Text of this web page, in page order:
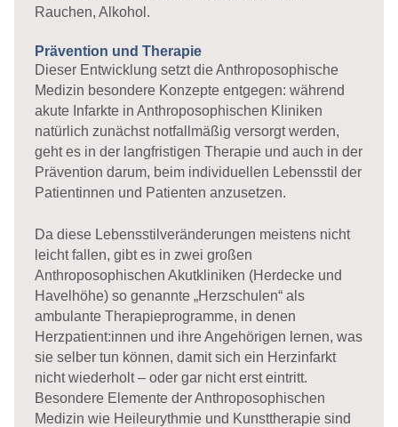
Rauchen, Alkohol.
Prävention und Therapie
Dieser Entwicklung setzt die Anthroposophische
Medizin besondere Konzepte entgegen: während
akute Infarkte in Anthroposophischen Kliniken
natürlich zunächst notfallmäßig versorgt werden,
geht es in der langfristigen Therapie und auch in der
Prävention darum, beim individuellen Lebensstil der
Patientinnen und Patienten anzusetzen.
Da diese Lebensstilveränderungen meistens nicht
leicht fallen, gibt es in zwei großen
Anthroposophischen Akutkliniken (Herdecke und
Havelhöhe) so genannte „Herzschulen“ als
ambulante Therapieprogramme, in denen
Herzpatient:innen und ihre Angehörigen lernen, was
sie selber tun können, damit sich ein Herzinfarkt
nicht wiederholt – oder gar nicht erst eintritt.
Besondere Elemente der Anthroposophischen
Medizin wie Heileurythmie und Kunsttherapie sind